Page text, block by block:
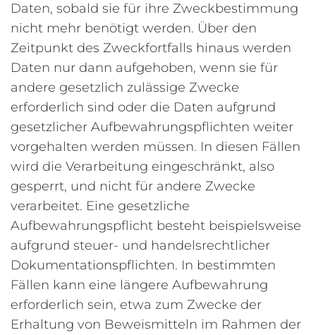
Daten, sobald sie für ihre Zweckbestimmung
nicht mehr benötigt werden. Über den
Zeitpunkt des Zweckfortfalls hinaus werden
Daten nur dann aufgehoben, wenn sie für
andere gesetzlich zulässige Zwecke
erforderlich sind oder die Daten aufgrund
gesetzlicher Aufbewahrungspflichten weiter
vorgehalten werden müssen. In diesen Fällen
wird die Verarbeitung eingeschränkt, also
gesperrt, und nicht für andere Zwecke
verarbeitet. Eine gesetzliche
Aufbewahrungspflicht besteht beispielsweise
aufgrund steuer- und handelsrechtlicher
Dokumentationspflichten. In bestimmten
Fällen kann eine längere Aufbewahrung
erforderlich sein, etwa zum Zwecke der
Erhaltung von Beweismitteln im Rahmen der